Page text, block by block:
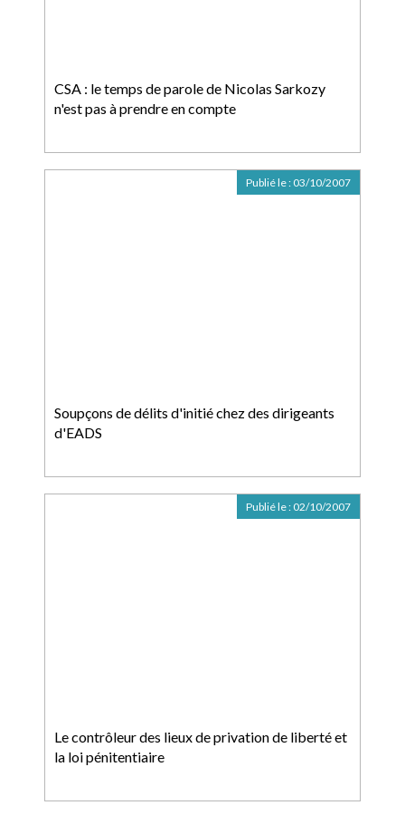
CSA : le temps de parole de Nicolas Sarkozy
n'est pas à prendre en compte
Soupçons de délits d'initié chez des dirigeants
d'EADS
Publié le : 03/10/2007
Le contrôleur des lieux de privation de liberté et
la loi pénitentiaire
Publié le : 02/10/2007